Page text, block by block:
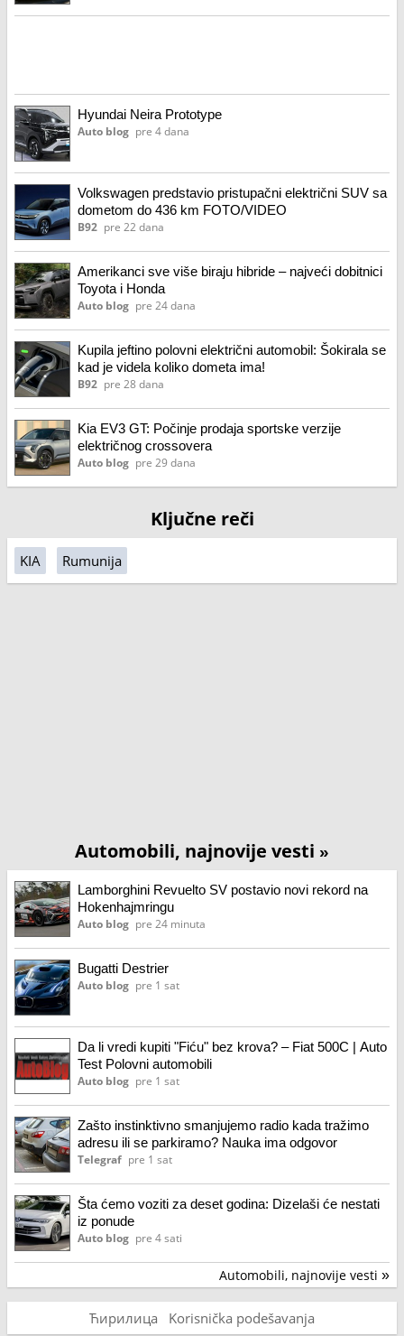
Hyundai Neira Prototype
Auto blog pre 4 dana
Volkswagen predstavio pristupačni električni SUV sa
dometom do 436 km FOTO/VIDEO
B92 pre 22 dana
Amerikanci sve više biraju hibride – najveći dobitnici
Toyota i Honda
Auto blog pre 24 dana
Kupila jeftino polovni električni automobil: Šokirala se
kad je videla koliko dometa ima!
B92 pre 28 dana
Kia EV3 GT: Počinje prodaja sportske verzije
električnog crossovera
Auto blog pre 29 dana
Ključne reči
KIA Rumunija
Automobili, najnovije vesti »
Lamborghini Revuelto SV postavio novi rekord na
Hokenhajmringu
Auto blog pre 24 minuta
Bugatti Destrier
Auto blog pre 1 sat
Da li vredi kupiti "Fiću" bez krova? – Fiat 500C | Auto
Test Polovni automobili
Auto blog pre 1 sat
Zašto instinktivno smanjujemo radio kada tražimo
adresu ili se parkiramo? Nauka ima odgovor
Telegraf pre 1 sat
Šta ćemo voziti za deset godina: Dizelaši će nestati
iz ponude
Auto blog pre 4 sati
Automobili, najnovije vesti »
Ћирилица Korisnička podešavanja